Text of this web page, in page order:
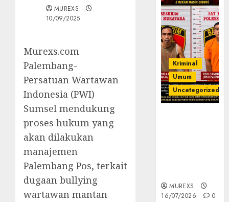
MUREXS
10/09/2025
Murexs.com
Palembang-
Persatuan Wartawan
Indonesia (PWI)
Sumsel mendukung
proses hukum yang
akan dilakukan
manajemen
Palembang Pos, terkait
dugaan bullying
wartawan mantan
Kriminal
Umum
Uncategorized
MUREXS
16/07/2026
0